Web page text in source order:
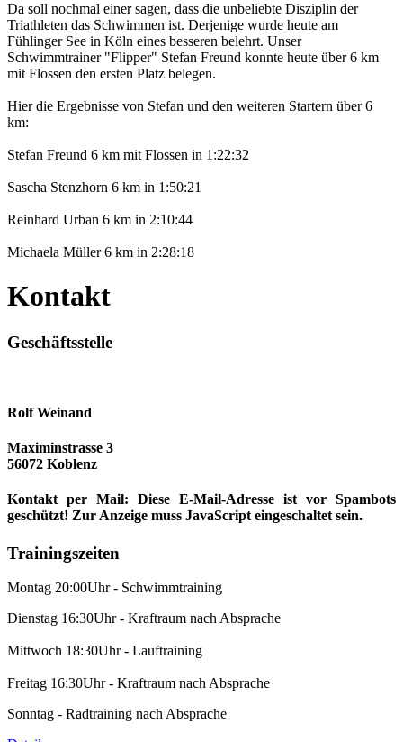
Da soll nochmal einer sagen, dass die unbeliebte Disziplin der
Triathleten das Schwimmen ist. Derjenige wurde heute am
Fühlinger See in Köln eines besseren belehrt. Unser
Schwimmtrainer "Flipper" Stefan Freund konnte heute über 6 km
mit Flossen den ersten Platz belegen.
Hier die Ergebnisse von Stefan und den weiteren Startern über 6
km:
Stefan Freund 6 km mit Flossen in 1:22:32
Sascha Stenzhorn 6 km in 1:50:21
Reinhard Urban 6 km in 2:10:44
Michaela Müller 6 km in 2:28:18
Kontakt
Geschäftsstelle
Rolf Weinand
Maximinstrasse 3
56072 Koblenz
Kontakt per Mail: Diese E-Mail-Adresse ist vor Spambots
geschützt! Zur Anzeige muss JavaScript eingeschaltet sein.
Trainingszeiten
Montag 20:00Uhr - Schwimmtraining
Dienstag 16:30Uhr - Kraftraum nach Absprache
Mittwoch 18:30Uhr - Lauftraining
Freitag 16:30Uhr - Kraftraum nach Absprache
Sonntag - Radtraining nach Absprache